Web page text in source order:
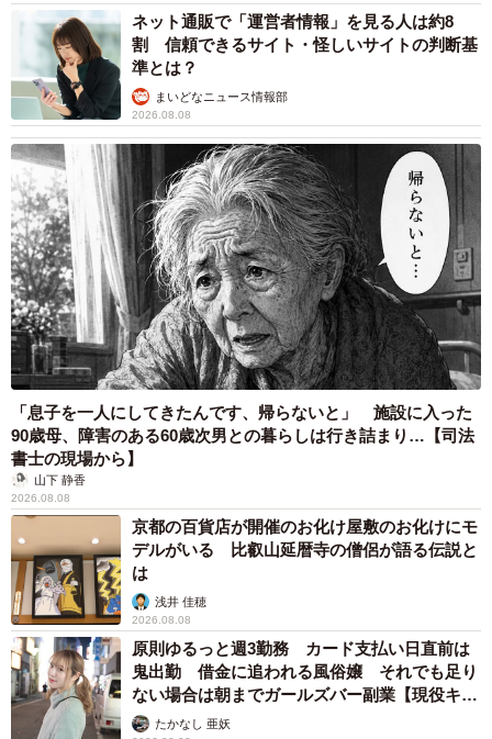
ネット通販で「運営者情報」を見る人は約8
割 信頼できるサイト・怪しいサイトの判断基
準とは？
まいどなニュース情報部
2026.08.08
「息子を一人にしてきたんです、帰らないと」 施設に入った
90歳母、障害のある60歳次男との暮らしは行き詰まり…【司法
書士の現場から】
山下 静香
2026.08.08
京都の百貨店が開催のお化け屋敷のお化けにモ
デルがいる 比叡山延暦寺の僧侶が語る伝説と
は
浅井 佳穂
2026.08.08
原則ゆるっと週3勤務 カード支払い日直前は
鬼出勤 借金に追われる風俗嬢 それでも足り
ない場合は朝までガールズバー副業【現役キャ
ストに取材】
たかなし 亜妖